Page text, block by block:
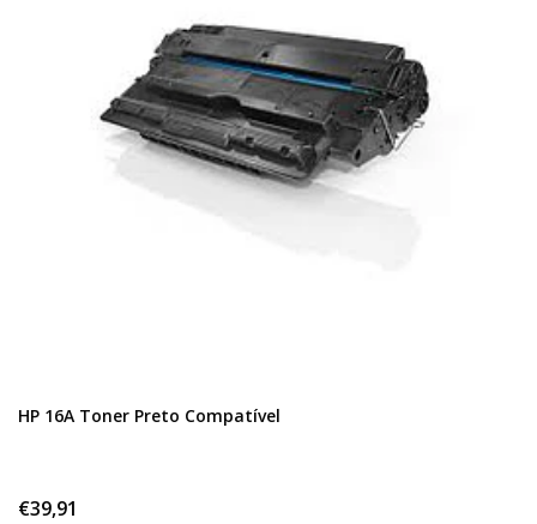
HP 16A Toner Preto Compatível
€39,91